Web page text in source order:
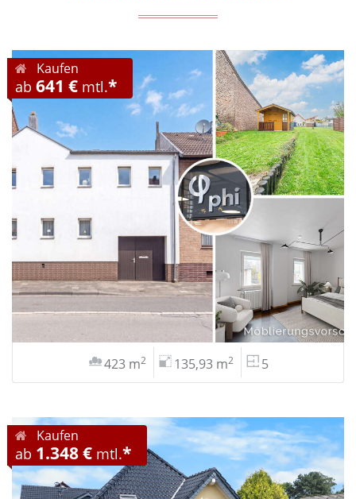
Kaufen
ab 641 € mtl.*
423 m2 135,93 m2 5
Kaufen
ab 1.348 € mtl.*